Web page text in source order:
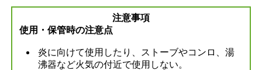
注意事項
使用・保管時の注意点
炎に向けて使用したり、ストーブやコンロ、湯
沸器など火気の付近で使用しない。